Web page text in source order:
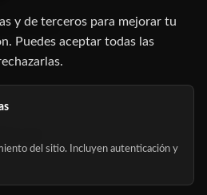
Madrid
y de terceros para mejorar tu
Puedes aceptar todas las
del sitio. Incluyen autenticación y